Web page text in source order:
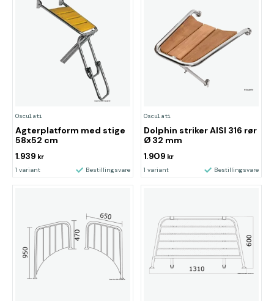
Osculati
Agterplatform med stige
58x52 cm
1.939 kr
1 variant Bestillingsvare
Osculati
Dolphin striker AISI 316 rør
Ø 32 mm
1.909 kr
1 variant Bestillingsvare